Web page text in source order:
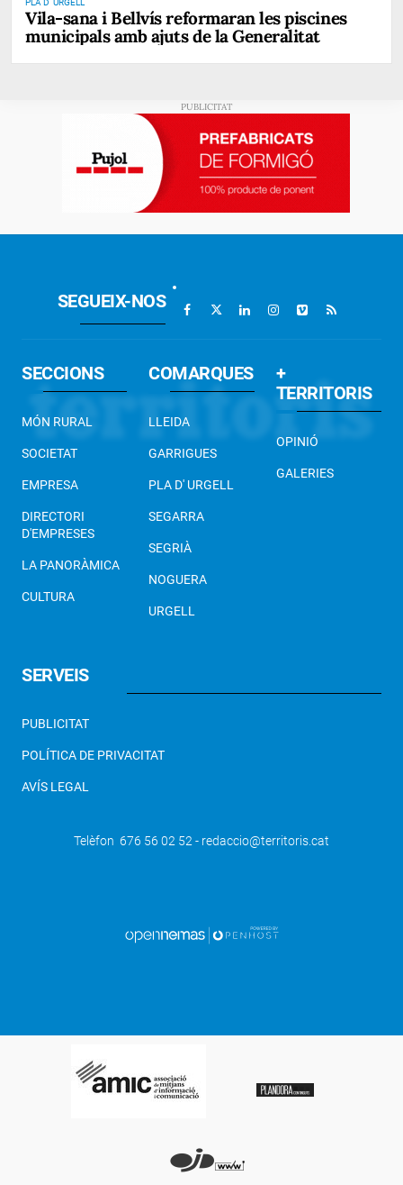
PLA D' URGELL
Vila-sana i Bellvís reformaran les piscines
municipals amb ajuts de la Generalitat
Arrenca la reforma del centre de
Mollerussa del Pla de Barris amb els
carrers Ciutat de Lleida i Onze de
SEGUEIX-NOS
SECCIONS
MÓN RURAL
SOCIETAT
EMPRESA
DIRECTORI
D'EMPRESES
LA PANORÀMICA
CULTURA
COMARQUES
LLEIDA
GARRIGUES
PLA D' URGELL
SEGARRA
SEGRIÀ
NOGUERA
URGELL
+
TERRITORIS
OPINIÓ
GALERIES
SERVEIS
PUBLICITAT
POLÍTICA DE PRIVACITAT
AVÍS LEGAL
Telèfon 676 56 02 52 - redaccio@territoris.cat